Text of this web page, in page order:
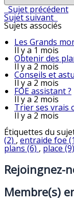
Sujet précédent
Sujet suivant
Sujets associés
Les Grands
Il y a 1 mois
Obtenir des
Il y a 2 mois
Conseils et
Il y a 2 mois
FOE assistant ?
Il y a 2 mois
Trier ses vrais
Il y a 2 mois
Étiquettes du
(2) ,entraide foe
plans (6) , place
Rejoingnez-
Membre(s)